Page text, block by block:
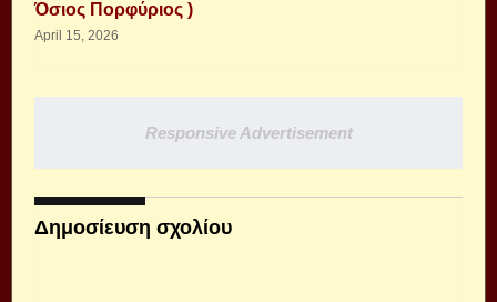
Όσιος Πορφύριος )
April 15, 2026
Responsive Advertisement
Δημοσίευση σχολίου